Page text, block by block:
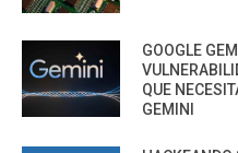
GOOGLE
QUE
GEMINI